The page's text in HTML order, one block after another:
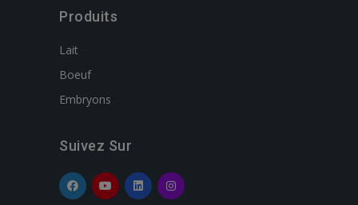
Produits
Lait
Boeuf
Embryons
Suivez Sur